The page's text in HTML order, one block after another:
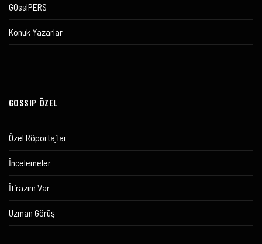
GOssIPERS
Konuk Yazarlar
GOSSIP ÖZEL
Özel Röportajlar
İncelemeler
İtirazım Var
Uzman Görüş